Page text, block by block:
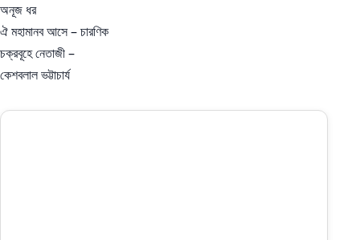
অনূজ ধর
ঐ মহামানব আসে – চারণিক
চক্রবূহে নেতাজী –
কেশবলাল ভট্টাচার্য